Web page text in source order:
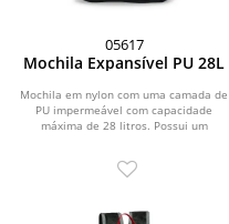
05617
Mochila Expansível PU 28L
Mochila em nylon com uma camada de
PU impermeável com capacidade
máxima de 28 litros. Possui um